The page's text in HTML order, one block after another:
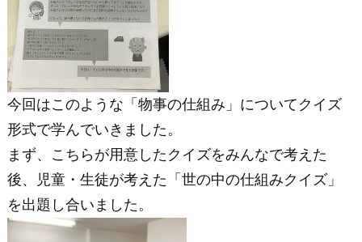
今回はこのような「物事の仕組み」についてクイズ
形式で学んでいきました。
まず、こちらが用意したクイズをみんなで考えた
後、児童・生徒が考えた「世の中の仕組みクイズ」
を出題し合いました。